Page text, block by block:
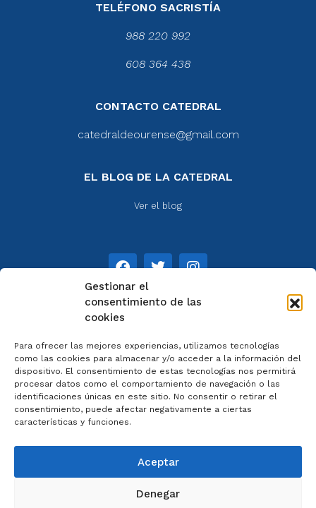
Gestionar el
consentimiento de las
cookies
Para ofrecer las mejores experiencias, utilizamos tecnologías
como las cookies para almacenar y/o acceder a la información del
dispositivo. El consentimiento de estas tecnologías nos permitirá
procesar datos como el comportamiento de navegación o las
identificaciones únicas en este sitio. No consentir o retirar el
consentimiento, puede afectar negativamente a ciertas
características y funciones.
Aceptar
Denegar
TELÉFONO SACRISTÍA
988 220 992
608 364 438
CONTACTO CATEDRAL
catedraldeourense@gmail.com
EL BLOG DE LA CATEDRAL
Ver el blog
Aviso legal
Política de privacidad
Cookies
Colaboradores
Condiciones generales